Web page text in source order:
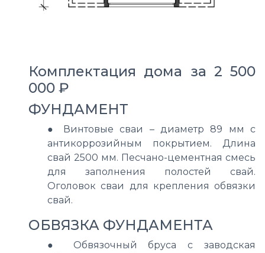
Комплектация дома за 2 500
000 ₽
ФУНДАМЕНТ
●
Винтовые сваи – диаметр 89 мм с
антикоррозийным покрытием. Длина
свай 2500 мм. Песчано-цементная смесь
для заполнения полостей свай.
Оголовок сваи для крепления обвязки
свай.
ОБВЯЗКА ФУНДАМЕНТА
● Обвязочный бруса с заводская